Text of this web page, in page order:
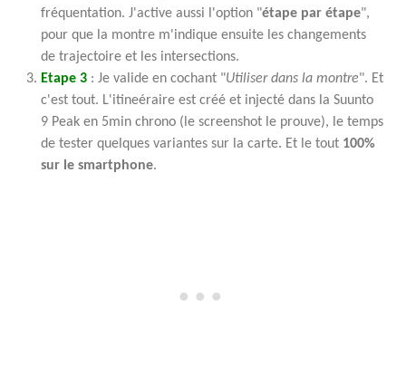
fréquentation. J'active aussi l'option "étape par étape",
pour que la montre m'indique ensuite les changements
de trajectoire et les intersections.
Etape 3 : Je valide en cochant "Utiliser dans la montre". Et
c'est tout. L'itineéraire est créé et injecté dans la Suunto
9 Peak en 5min chrono (le screenshot le prouve), le temps
de tester quelques variantes sur la carte. Et le tout 100%
sur le smartphone.